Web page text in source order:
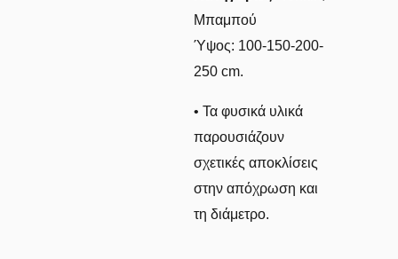
Μπαμπού
Ύψος: 100-150-200-
250 cm.
• Τα φυσικά υλικά
παρουσιάζουν
σχετικές αποκλίσεις
στην απόχρωση και
τη διάμετρο.